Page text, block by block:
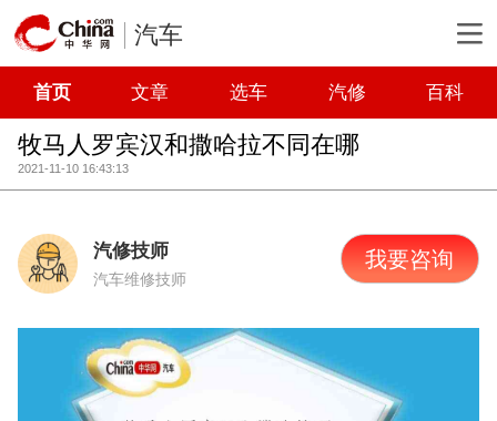
汽车
首页 文章 选车 汽修 百科
牧马人罗宾汉和撒哈拉不同在哪
2021-11-10 16:43:13
汽修技师
汽车维修技师
我要咨询